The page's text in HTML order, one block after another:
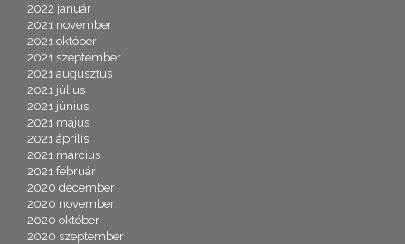
2022 január
2021 november
2021 október
2021 szeptember
2021 augusztus
2021 július
2021 június
2021 május
2021 április
2021 március
2021 február
2020 december
2020 november
2020 október
2020 szeptember